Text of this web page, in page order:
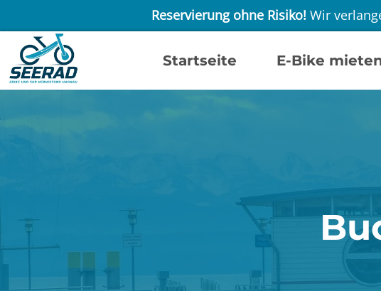
Reservierung ohne Risiko! Wir
Startseite E-Bike